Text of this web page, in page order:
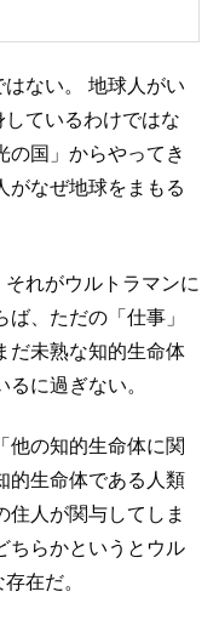
ない。
地球人がい
ているわけではな
の国」からやってき
がなぜ地球をまもる
れがウルトラマンに
、ただの「仕事」
だ未熟な知的生命体
に過ぎない。
他の知的生命体に関
的生命体である人類
住人が関与してしま
ちらかというとウル
在だ。